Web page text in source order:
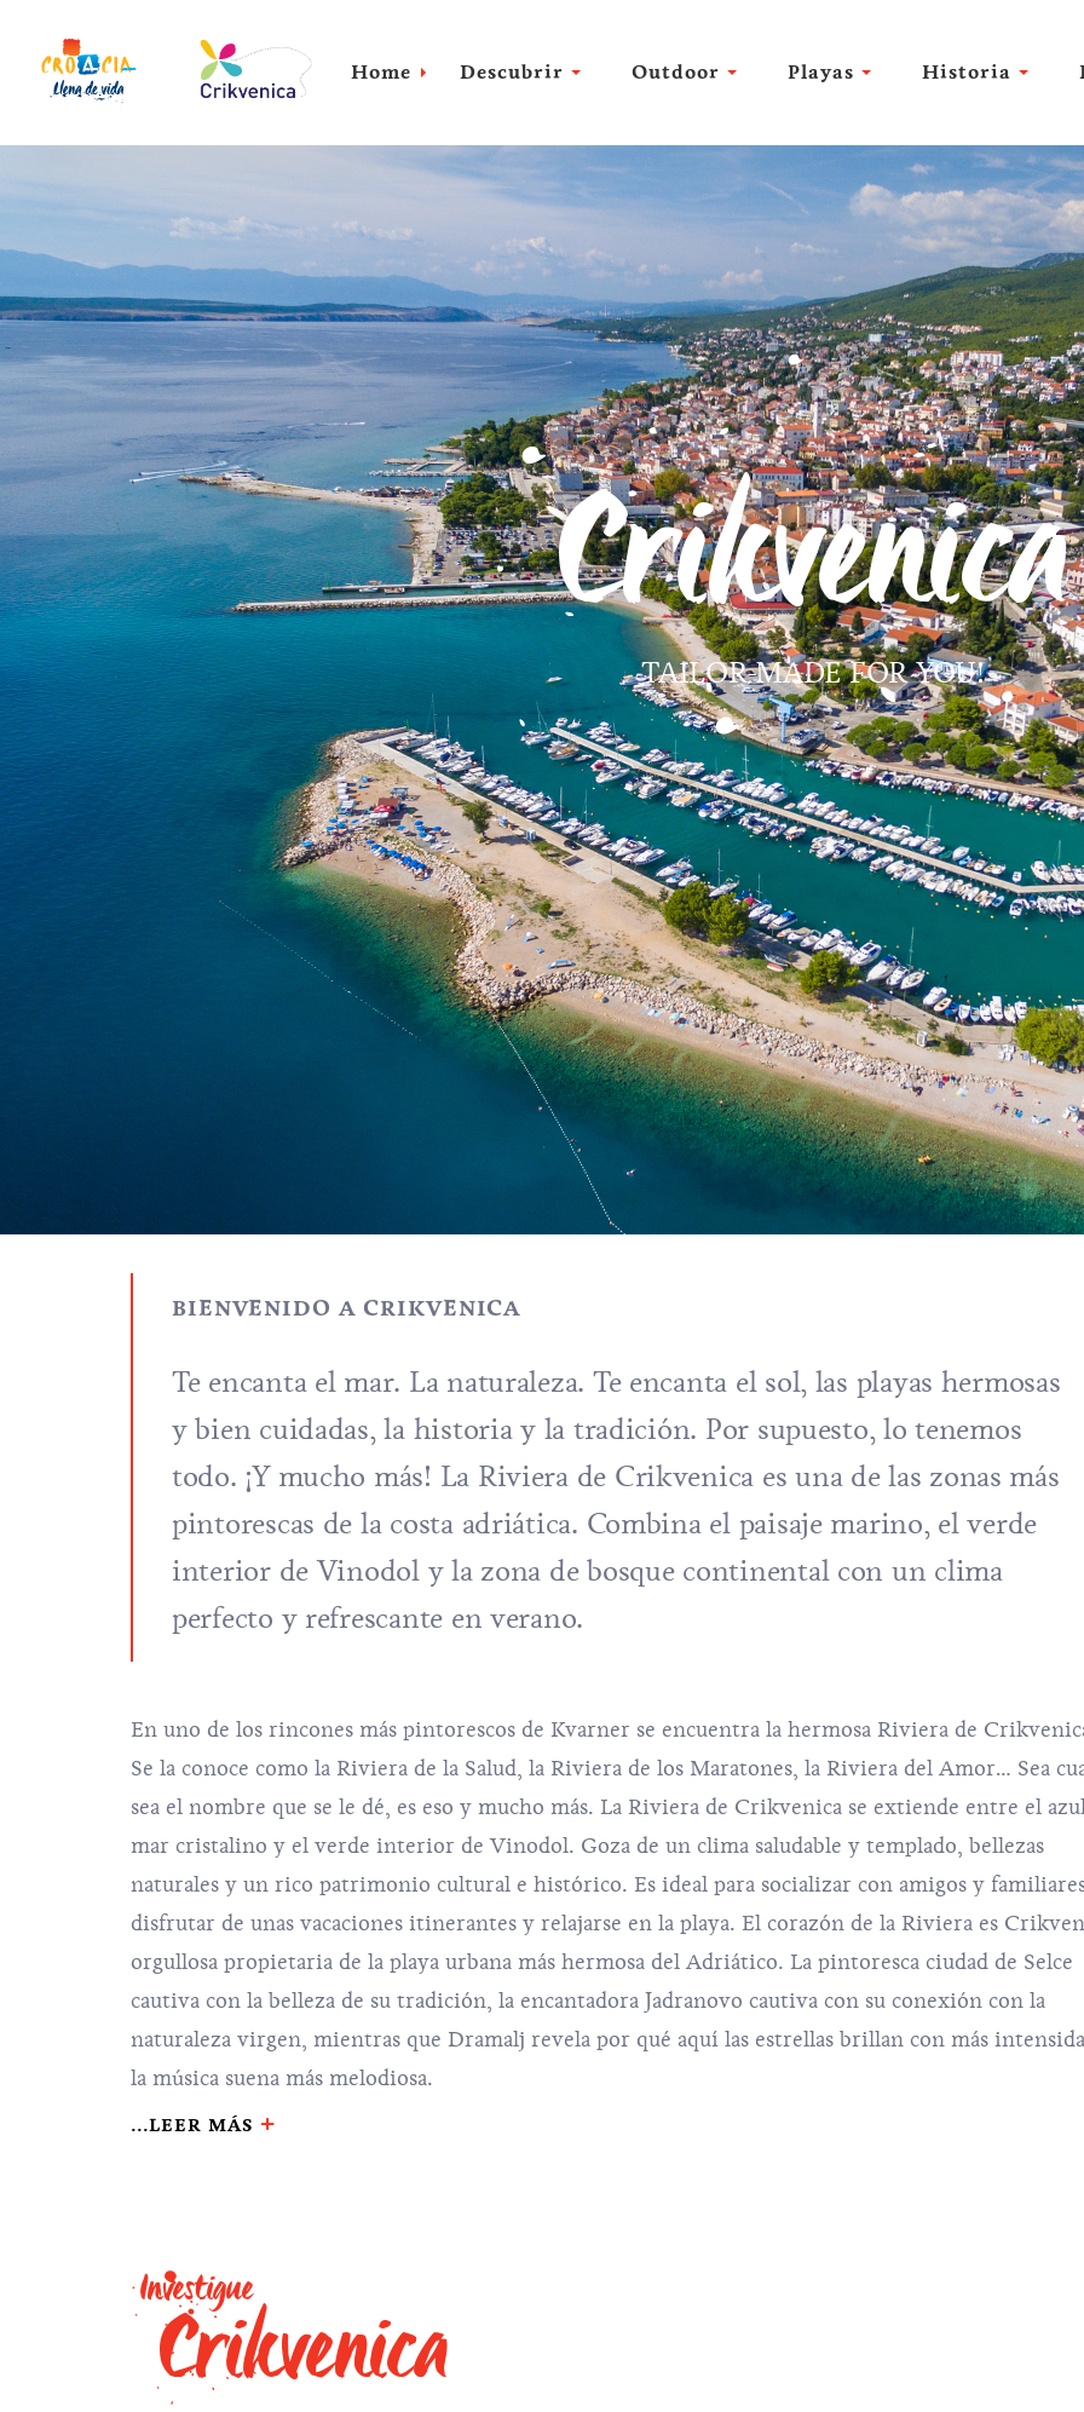
Home Descubrir Outdoor Playas Historia
Crikvenica
TAILOR-MADE FOR YOU!
BIENVENIDO A CRIKVENICA
Te encanta el mar. La naturaleza. Te encanta el sol, las playas hermosas
y bien cuidadas, la historia y la tradición. Por supuesto, lo tenemos
todo. ¡Y mucho más! La Riviera de Crikvenica es una de las zonas más
pintorescas de la costa adriática. Combina el paisaje marino, el verde
interior de Vinodol y la zona de bosque continental con un clima
perfecto y refrescante en verano.
En uno de los rincones más pintorescos de Kvarner se encuentra la hermosa Riviera de
Se la conoce como la Riviera de la Salud, la Riviera de los Maratones, la Riviera del Amor… Sea
sea el nombre que se le dé, es eso y mucho más. La Riviera de Crikvenica se extiende entre el
mar cristalino y el verde interior de Vinodol. Goza de un clima saludable y templado, bellezas
naturales y un rico patrimonio cultural e histórico. Es ideal para socializar con amigos y
disfrutar de unas vacaciones itinerantes y relajarse en la playa. El corazón de la Riviera es
orgullosa propietaria de la playa urbana más hermosa del Adriático. La pintoresca ciudad de Selce
cautiva con la belleza de su tradición, la encantadora Jadranovo cautiva con su conexión con la
naturaleza virgen, mientras que Dramalj revela por qué aquí las estrellas brillan con más
la música suena más melodiosa.
...LEER MÁS
Investigue
Crikvenica